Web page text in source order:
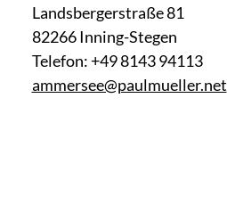
Landsbergerstraße 81
82266 Inning-Stegen
Telefon: +49 8143 94113
ammersee@paulmueller.net